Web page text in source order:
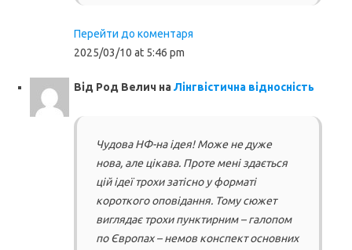
Перейти до коментаря
2025/03/10 at 5:46 pm
Від Род ВеличнаЛінгвістична відносність
Чудова НФ-на ідея! Може не дуже
нова, але цікава. Проте мені здається
цій ідеї трохи затісно у форматі
короткого оповідання. Тому сюжет
виглядає трохи пунктирним – галопом
по Європах – немов конспект основних